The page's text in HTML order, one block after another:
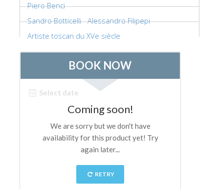
Piero Benci
Sandro Botticelli - Alessandro Filipepi
Artiste toscan du XVe siècle